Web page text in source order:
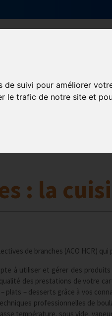
suivi pour améliorer
le trafic de notre site et
: la
de branches (ACO HCR) qui
à utiliser et gérer des
des prestations de votre
– desserts grâce à vos
professionnelles de
température, sous vide,